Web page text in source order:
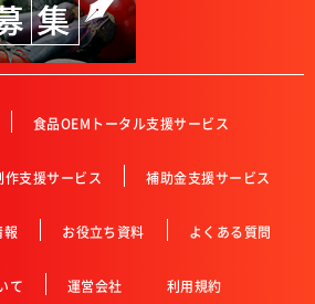
食品OEMトータル支援サービス
支援サービス 補助金支援サービス
報 お役立ち資料 よくある質問
て 運営会社 利用規約